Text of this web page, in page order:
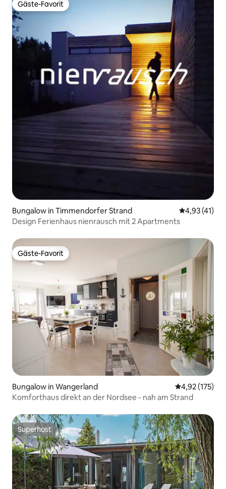
Gäste-Favorit
Gäste-Favorit
Bungalow in Timmendorfer Strand
4,93 (41)
Design Ferienhaus nienrausch mit 2 Apartments
Gäste-Favorit
Gäste-Favorit
Bungalow in Wangerland
4,92 (175)
Komforthaus direkt an der Nordsee - nah am Strand
Superhost
Superhost